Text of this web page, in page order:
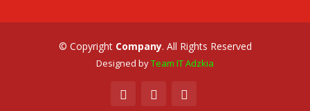
© Copyright Company. All Rights Reserved
Designed byTeam IT Adzkia